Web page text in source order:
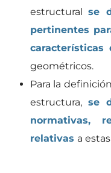
estructuralse
pertinentes
características
geométricos.
Para la
estructura,se
normativas,
relativas a